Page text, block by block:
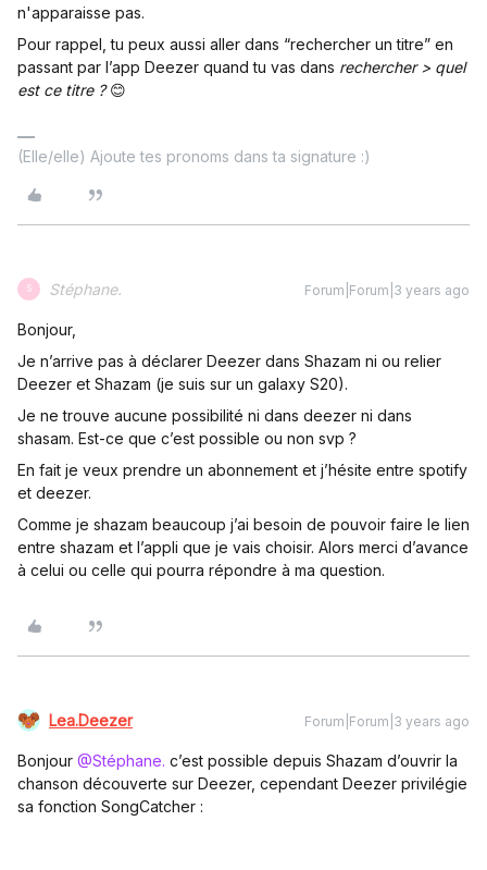
n'apparaisse pas.
Pour rappel, tu peux aussi aller dans “rechercher un titre” en
passant par l’app Deezer quand tu vas dans rechercher > quel
est ce titre ?😊
(Elle/elle) Ajoute tes pronoms dans ta signature :)
S Stéphane. Forum|Forum|3 years ago
Bonjour,
Je n’arrive pas à déclarer Deezer dans Shazam ni ou relier
Deezer et Shazam (je suis sur un galaxy S20).
Je ne trouve aucune possibilité ni dans deezer ni dans
shasam. Est-ce que c’est possible ou non svp ?
En fait je veux prendre un abonnement et j’hésite entre spotify
et deezer.
Comme je shazam beaucoup j’ai besoin de pouvoir faire le lien
entre shazam et l’appli que je vais choisir. Alors merci d’avance
à celui ou celle qui pourra répondre à ma question.
Lea.Deezer Forum|Forum|3 years ago
Bonjour @Stéphane. c’est possible depuis Shazam d’ouvrir la
chanson découverte sur Deezer, cependant Deezer privilégie
sa fonction SongCatcher :